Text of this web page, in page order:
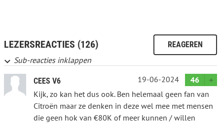
LEZERSREACTIES (126) REAGEREN
Sub-reacties inklappen
CEES V6 19-06-2024
46
Kijk, zo kan het dus ook. Ben helemaal geen fan van
Citroën maar ze denken in deze wel mee met mensen
die geen hok van €80K of meer kunnen / willen